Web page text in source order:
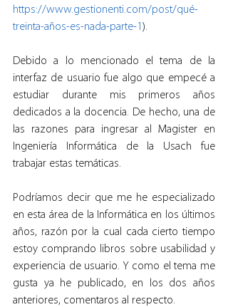
https://www.gestionenti.com/post/qué-
treinta-años-es-nada-parte-1 ).
Debido a lo mencionado el tema de la
interfaz de usuario fue algo que empecé a
estudiar durante mis primeros años
dedicados a la docencia. De hecho, una de
las razones para ingresar al Magister en
Ingeniería Informática de la Usach fue
trabajar estas temáticas.
Podríamos decir que me he especializado
en esta área de la Informática en los últimos
años, razón por la cual cada cierto tiempo
estoy comprando libros sobre usabilidad y
experiencia de usuario. Y como el tema me
gusta ya he publicado, en los dos años
anteriores, comentaros al respecto.